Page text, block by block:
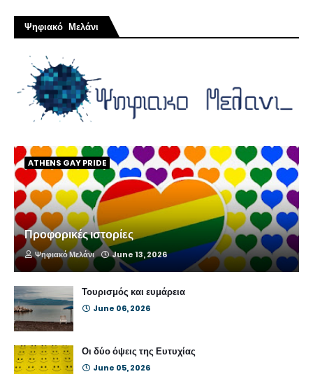
Ψηφιακό Μελάνι
ATHENS GAY PRIDE
Προφορικές ιστορίες
Ψηφιακό Μελάνι June 13, 2026
Τουρισμός και ευμάρεια
June 06, 2026
Οι δύο όψεις της Ευτυχίας
June 05, 2026